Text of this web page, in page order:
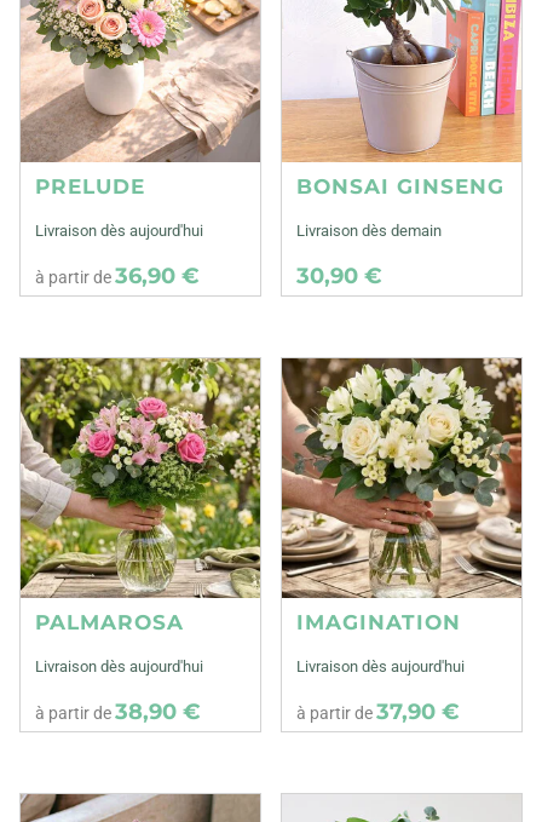
PRELUDE
Livraison dès aujourd'hui
à partir de36,90 €
BONSAI GINSENG
Livraison dès demain
30,90 €
PALMAROSA
Livraison dès aujourd'hui
à partir de38,90 €
IMAGINATION
Livraison dès aujourd'hui
à partir de37,90 €